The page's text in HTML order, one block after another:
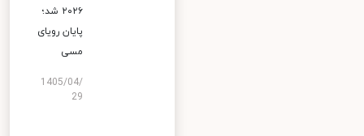
۲۰۲۶ شد؛
پایان رویای
مسی
1405/04/
29